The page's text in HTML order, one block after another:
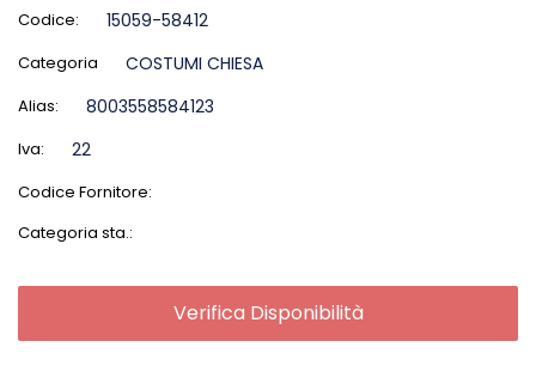
Codice: 15059-58412
Categoria COSTUMI CHIESA
Alias: 8003558584123
Iva: 22
Codice Fornitore:
Categoria sta.:
Verifica Disponibilità